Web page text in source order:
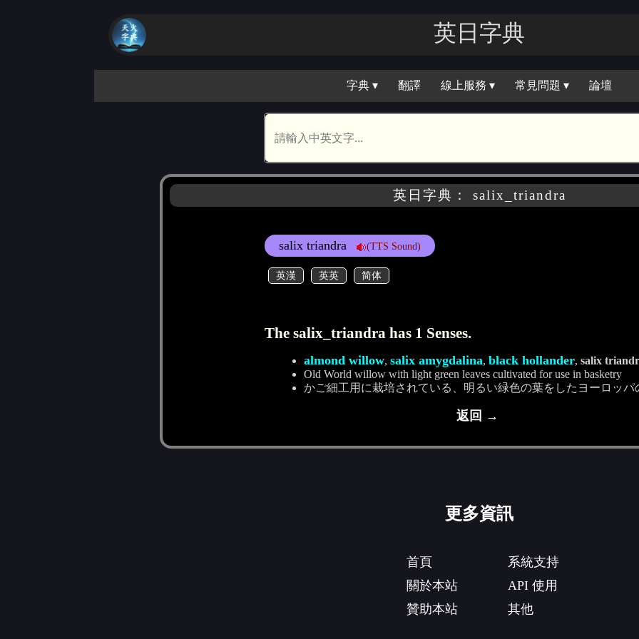
英日字典
字典 ▾ 翻譯 線上服務 ▾ 常見問題 ▾ 論壇
英日字典： salix_triandra
salix triandra (TTS Sound)
英漢 英英 简体
The salix_triandra has 1 Senses.
almond willow, salix amygdalina, black hollander, salix
Old World willow with light green leaves cultivated for use in basketry
かご細工用に栽培されている、明るい緑色の葉をしたヨーロッパ
返回 →
更多資訊
首頁
關於本站
贊助本站
系統支持
API 使用
其他